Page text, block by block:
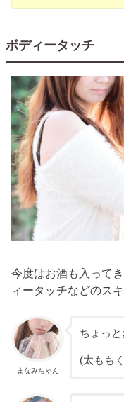
ボディータッチ
今度はお酒も入って
ィータッチなどのス
まなみちゃん
ちょっ
(太もも